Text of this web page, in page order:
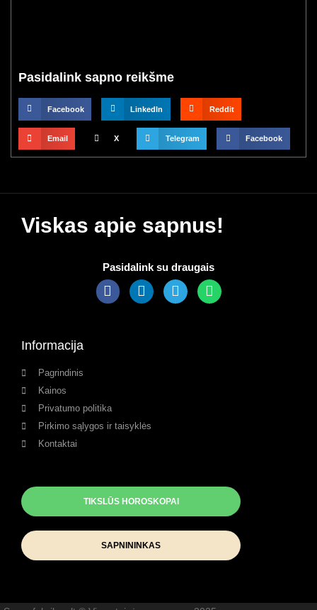
Pasidalink sapno reikšme
Facebook LinkedIn Reddit
Email X Telegram Facebook
Viskas apie sapnus!
Pasidalink su draugais
Informacija
Pagrindinis
Kainos
Privatumo politika
Pirkimo sąlygos ir taisyklės
Kontaktai
TIKSLŪS HOROSKOPAI
SAPNININKAS